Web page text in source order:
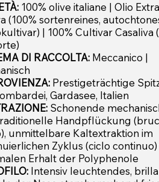
100% olive italiane | Olio
(100% sortenreines,
| 100% Cultivar Casaliva
DI RACCOLTA: Meccanico |
Prestigeträchtige
Gardasee, Italien
Schonende
Handpflückung
unmittelbare Kaltextraktion im
Zyklus (ciclo
Erhalt der Polyphenole
Intensiv leuchtendes,